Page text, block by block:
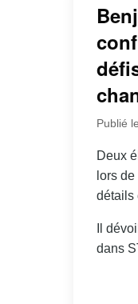
Publié
Deux
lors
détails
Il
dans